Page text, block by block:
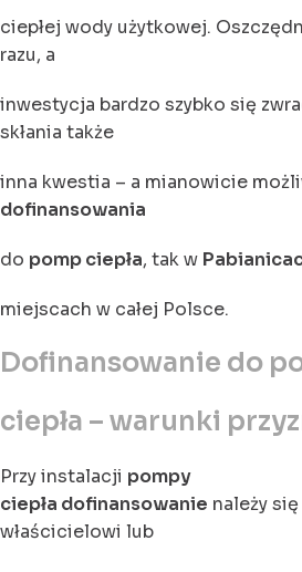
ciepłej wody użytkowej.
razu, a
inwestycja bardzo szybko się
skłania także
inna kwestia – a mianowicie
dofinansowania
do pomp ciepła, tak w
miejscach w całej Polsce.
Dofinansowanie do
ciepła – warunki
Przy instalacji pompy
ciepła dofinansowanie należy
właścicielowi lub